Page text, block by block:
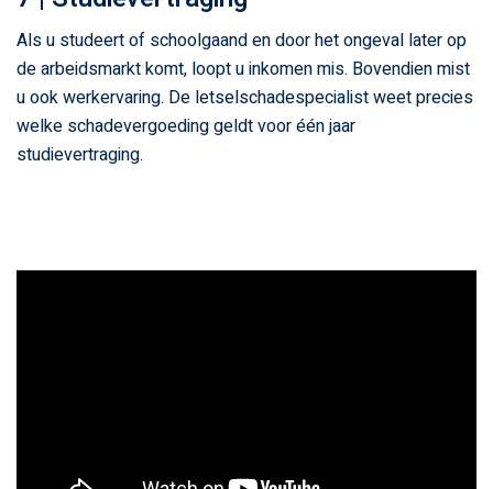
Als u studeert of schoolgaand en door het ongeval later op
de arbeidsmarkt komt, loopt u inkomen mis. Bovendien mist
u ook werkervaring. De letselschadespecialist weet precies
welke schadevergoeding geldt voor één jaar
studievertraging.